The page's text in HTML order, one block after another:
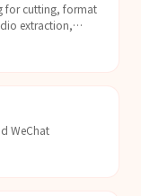
for cutting, format
extraction,
WeChat